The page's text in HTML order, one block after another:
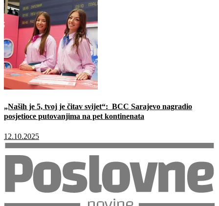
„Naših je 5, tvoj je čitav svijet“: BCC Sarajevo nagradio
posjetioce putovanjima na pet kontinenata
12.10.2025